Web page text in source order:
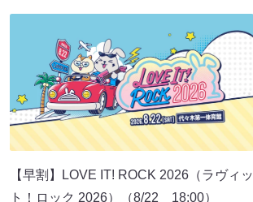
【早割】LOVE IT! ROCK 2026（ラヴィッ
ト！ロック 2026）（8/22 18:00）